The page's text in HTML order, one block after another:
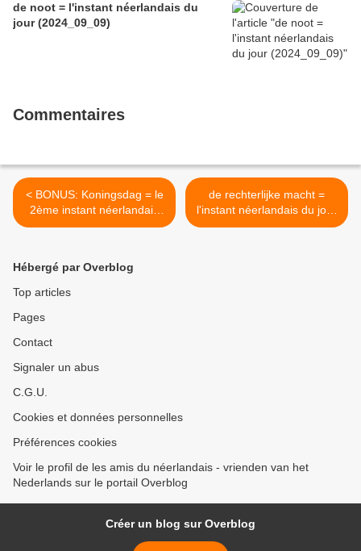
de noot = l'instant néerlandais du
jour (2024_09_09)
Commentaires
< BONUS: Koningsdag = le
2ème instant néerlandais
du jour (2022_04_27)
de rechterlijke macht =
l'instant néerlandais du jour
(2022_04_29) >
Hébergé par Overblog
Top articles
Pages
Contact
Signaler un abus
C.G.U.
Cookies et données personnelles
Préférences cookies
Voir le profil de les amis du néerlandais - vrienden van het
Nederlands sur le portail Overblog
Créer un blog sur Overblog